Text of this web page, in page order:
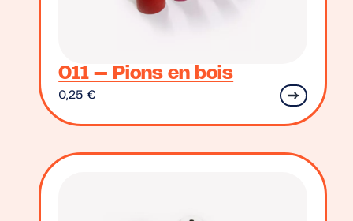
011 – Pions en bois
0,25€